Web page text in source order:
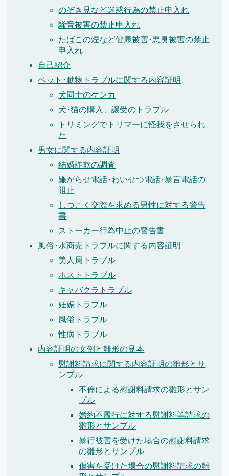
のぞき見など迷惑行為の禁止申入れ
騒音被害の禁止申入れ
たばこの煙など健康被害･悪臭被害の禁止
申入れ
自己紹介
ペット･動物トラブルに関する内容証明
犬同士のケンカ
犬･猫の購入、譲受のトラブル
トリミングでトリマーに怪我をさせられ
た
男女に関する内容証明
結婚詐欺の調査
嫌がらせ電話･わいせつ電話･暴言電話の
阻止
しつこく交際を求める男性に対する警告
書
ストーカー行為中止の警告書
風俗･水商売トラブルに関する内容証明
美人局トラブル
ホストトラブル
キャバクラトラブル
妊娠トラブル
風俗トラブル
性病トラブル
内容証明の文例と雛形の見本
慰謝料請求に関する内容証明の雛形とサ
ンプル
不倫による慰謝料請求の雛形とサン
プル
婚約不履行に対する慰謝料等請求の
雛形とサンプル
暴行被害を受けた場合の慰謝料請求
の雛形とサンプル
傷害を受けた場合の慰謝料請求の雛